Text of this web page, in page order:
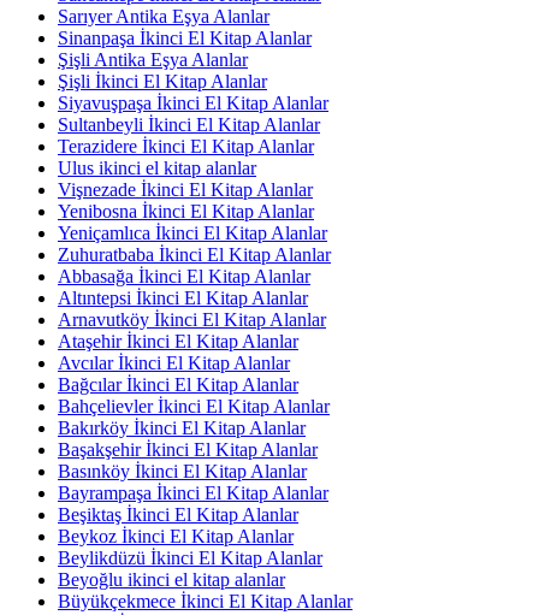
Sarıyer Antika Eşya Alanlar
Sinanpaşa İkinci El Kitap Alanlar
Şişli Antika Eşya Alanlar
Şişli İkinci El Kitap Alanlar
Siyavuşpaşa İkinci El Kitap Alanlar
Sultanbeyli İkinci El Kitap Alanlar
Terazidere İkinci El Kitap Alanlar
Ulus ikinci el kitap alanlar
Vişnezade İkinci El Kitap Alanlar
Yenibosna İkinci El Kitap Alanlar
Yeniçamlıca İkinci El Kitap Alanlar
Zuhuratbaba İkinci El Kitap Alanlar
Abbasağa İkinci El Kitap Alanlar
Altıntepsi İkinci El Kitap Alanlar
Arnavutköy İkinci El Kitap Alanlar
Ataşehir İkinci El Kitap Alanlar
Avcılar İkinci El Kitap Alanlar
Bağcılar İkinci El Kitap Alanlar
Bahçelievler İkinci El Kitap Alanlar
Bakırköy İkinci El Kitap Alanlar
Başakşehir İkinci El Kitap Alanlar
Basınköy İkinci El Kitap Alanlar
Bayrampaşa İkinci El Kitap Alanlar
Beşiktaş İkinci El Kitap Alanlar
Beykoz İkinci El Kitap Alanlar
Beylikdüzü İkinci El Kitap Alanlar
Beyoğlu ikinci el kitap alanlar
Büyükçekmece İkinci El Kitap Alanlar